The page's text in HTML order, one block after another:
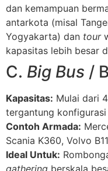
dan kemampuan
antarkota (misal
Yogyakarta) dan tour
kapasitas lebih besar
C. Big Bus /
Kapasitas: Mulai dari
tergantung
Contoh Armada:
Scania K360, Volvo
Ideal Untuk:
gathering berskala